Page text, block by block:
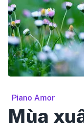
Piano Amor
Mùa